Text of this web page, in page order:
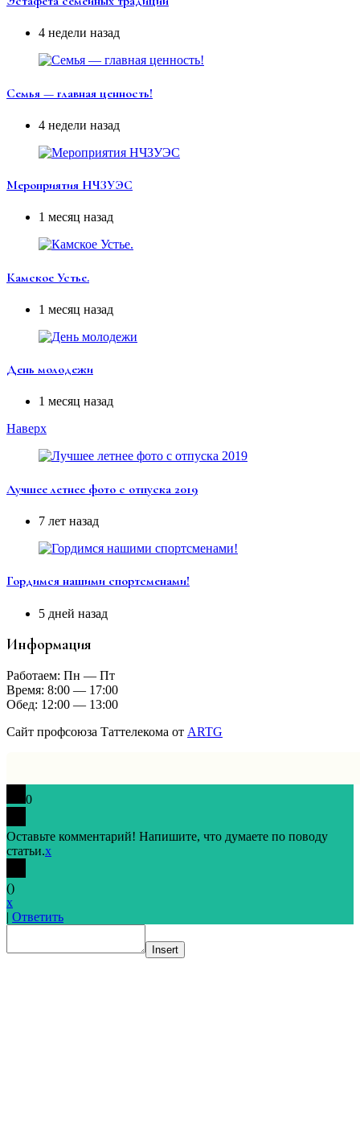
4 недели назад
Семья — главная ценность!
4 недели назад
Мероприятия НЧЗУЭС
1 месяц назад
Камское Устье.
1 месяц назад
День молодежи
1 месяц назад
Наверх
Лучшее летнее фото с отпуска 2019
7 лет назад
Гордимся нашими спортсменами!
5 дней назад
Информация
Работаем: Пн — Пт
Время: 8:00 — 17:00
Обед: 12:00 — 13:00
Сайт профсоюза Таттелекома от ARTG
0
Оставьте комментарий! Напишите, что думаете по поводу
статьи.x
()
x
| Ответить
Insert